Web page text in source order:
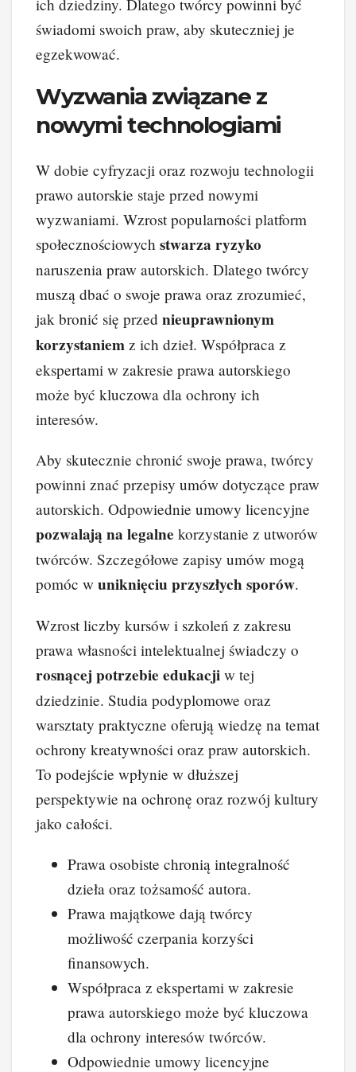
ich dziedziny. Dlatego twórcy powinni być
świadomi swoich praw, aby skuteczniej je
egzekwować.
Wyzwania związane z
nowymi technologiami
W dobie cyfryzacji oraz rozwoju technologii
prawo autorskie staje przed nowymi
wyzwaniami. Wzrost popularności platform
społecznościowych stwarza ryzyko
naruszenia praw autorskich. Dlatego twórcy
muszą dbać o swoje prawa oraz zrozumieć,
jak bronić się przed nieuprawnionym
korzystaniem z ich dzieł. Współpraca z
ekspertami w zakresie prawa autorskiego
może być kluczowa dla ochrony ich
interesów.
Aby skutecznie chronić swoje prawa, twórcy
powinni znać przepisy umów dotyczące praw
autorskich. Odpowiednie umowy licencyjne
pozwalają na legalne korzystanie z utworów
twórców. Szczegółowe zapisy umów mogą
pomóc w uniknięciu przyszłych sporów.
Wzrost liczby kursów i szkoleń z zakresu
prawa własności intelektualnej świadczy o
rosnącej potrzebie edukacji w tej
dziedzinie. Studia podyplomowe oraz
warsztaty praktyczne oferują wiedzę na temat
ochrony kreatywności oraz praw autorskich.
To podejście wpłynie w dłuższej
perspektywie na ochronę oraz rozwój kultury
jako całości.
Prawa osobiste chronią integralność
dzieła oraz tożsamość autora.
Prawa majątkowe dają twórcy
możliwość czerpania korzyści
finansowych.
Współpraca z ekspertami w zakresie
prawa autorskiego może być kluczowa
dla ochrony interesów twórców.
Odpowiednie umowy licencyjne